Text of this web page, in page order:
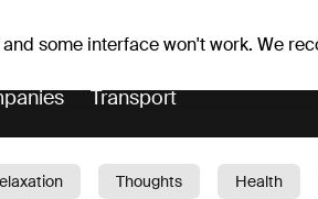
some interface won't work. We
Transport
Thoughts Health